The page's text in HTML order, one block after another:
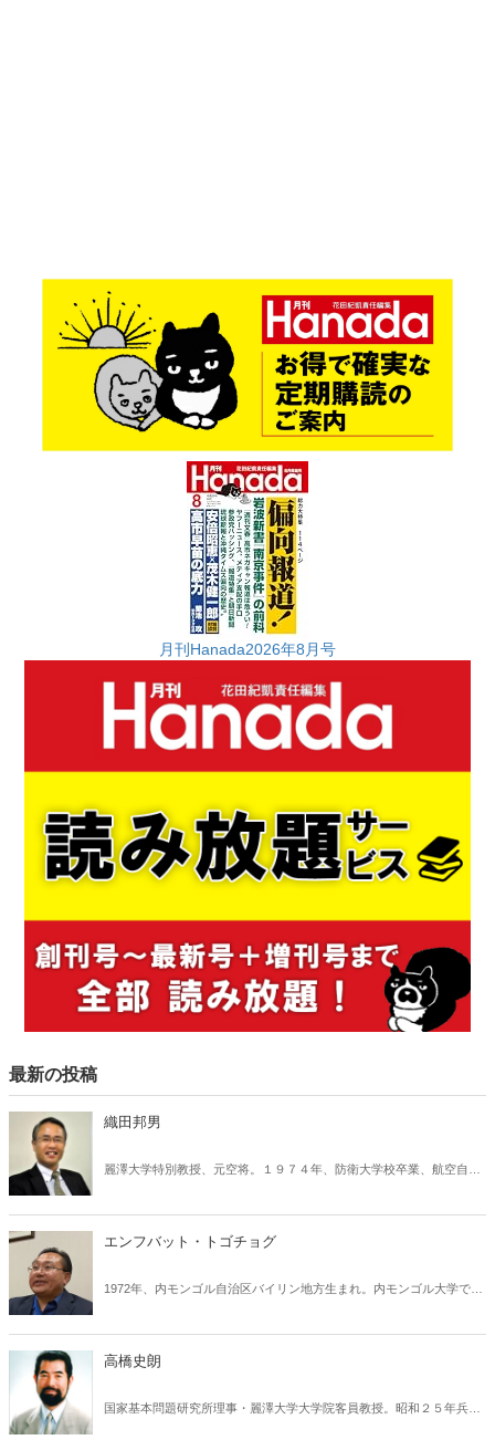
月刊Hanada2026年8月号
最新の投稿
織田邦男
麗澤大学特別教授、元空将。１９７４年、防衛大学校卒業、航空自衛
九九年、第六航空団司令などを経て、２００５年空将。０６年、航空
支援集団司令官（兼ねてイラク派遣航空部隊指揮官）、０９年、航空
どを経て、現職。
エンフバット・トゴチョグ
1972年、内モンゴル自治区バイリン地方生まれ。内モンゴル大学でモ
市立大学大学院修了。修士（コンピューター・サイエンス）。現在ニ
ューヨーク在住。2001年に南モンゴル人権情報センターを設立。その
ている。
高橋史朗
国家基本問題研究所理事・麗澤大学大学院客員教授。昭和２５年兵庫